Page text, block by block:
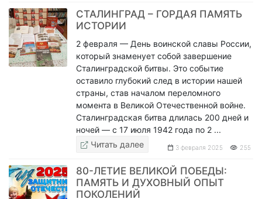
СТАЛИНГРАД – ГОРДАЯ ПАМЯТЬ
ИСТОРИИ
2 февраля — День воинской славы России,
который знаменует собой завершение
Сталинградской битвы. Это событие
оставило глубокий след в истории нашей
страны, став началом переломного
момента в Великой Отечественной войне.
Сталинградская битва длилась 200 дней и
ночей — с 17 июля 1942 года по 2 ...
3 февраля 2025 255
Читать далее
80-ЛЕТИЕ ВЕЛИКОЙ ПОБЕДЫ:
ПАМЯТЬ И ДУХОВНЫЙ ОПЫТ
ПОКОЛЕНИЙ